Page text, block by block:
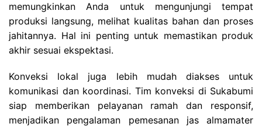
memungkinkan Anda untuk mengunjungi tempat
produksi langsung, melihat kualitas bahan dan proses
jahitannya. Hal ini penting untuk memastikan produk
akhir sesuai ekspektasi.
Konveksi lokal juga lebih mudah diakses untuk
komunikasi dan koordinasi. Tim konveksi di Sukabumi
siap memberikan pelayanan ramah dan responsif,
menjadikan pengalaman pemesanan jas almamater